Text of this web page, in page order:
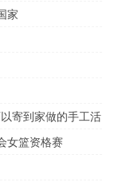
家
寄到家做的手工活
女篮资格赛